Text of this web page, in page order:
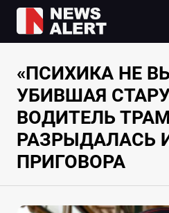
«ПСИХИКА НЕ
УБИВШАЯ
ВОДИТЕЛЬ
РАЗРЫДАЛАСЬ
ПРИГОВОРА